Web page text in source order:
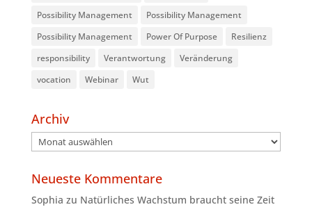
Possibility Management
Possibility Management
Possibility Management
Power Of Purpose
Resilienz
responsibility
Verantwortung
Veränderung
vocation
Webinar Wut
Archiv
Archiv
Neueste Kommentare
Sophia zu Natürliches Wachstum braucht seine Zeit